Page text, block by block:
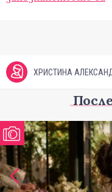
ХРИСТИНА